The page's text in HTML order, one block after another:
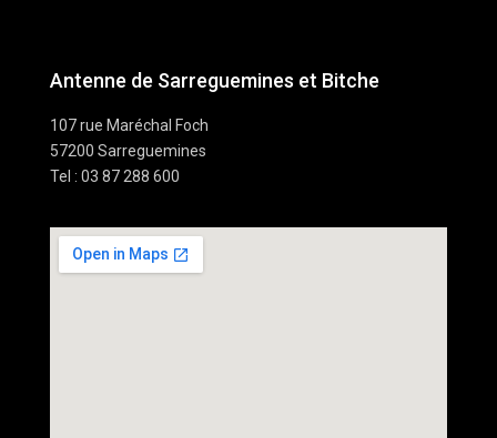
Antenne de Sarreguemines et Bitche
107 rue Maréchal Foch
57200 Sarreguemines
Tel : 03 87 288 600